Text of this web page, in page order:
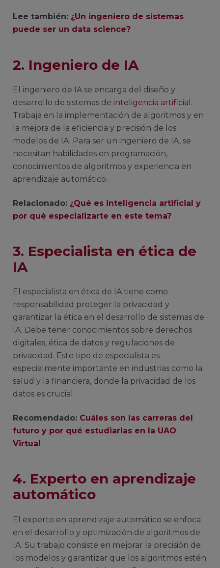
Lee también: ¿Un ingeniero de sistemas
puede ser un data science?
2. Ingeniero de IA
El ingeniero de IA se encarga del diseño y
desarrollo de sistemas de inteligencia artificial.
Trabaja en la implementación de algoritmos y en
la mejora de la eficiencia y precisión de los
modelos de IA. Para ser un ingeniero de IA, se
necesitan habilidades en programación,
conocimientos de algoritmos y experiencia en
aprendizaje automático.
Relacionado: ¿Qué es inteligencia artificial y
por qué especializarte en este tema?
3. Especialista en ética de
IA
El especialista en ética de IA tiene como
responsabilidad proteger la privacidad y
garantizar la ética en el desarrollo de sistemas de
IA. Debe tener conocimientos sobre derechos
digitales, ética de datos y regulaciones de
privacidad. Este tipo de especialista es
especialmente importante en industrias como la
salud y la financiera, donde la privacidad de los
datos es crucial.
Recomendado: Cuáles son las carreras del
futuro y por qué estudiarlas en la UAO
Virtual
4. Experto en aprendizaje
automático
El experto en aprendizaje automático se enfoca
en el desarrollo y optimización de algoritmos de
IA. Su trabajo consiste en mejorar la precisión de
los modelos y garantizar que los algoritmos estén